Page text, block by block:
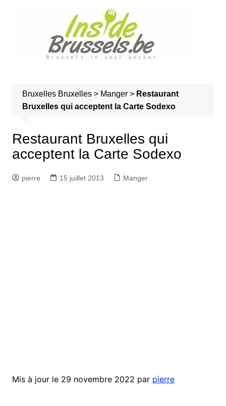
Bruxelles Bruxelles> Manger> Restaurant
Bruxelles qui acceptent la Carte Sodexo
Restaurant Bruxelles qui
acceptent la Carte Sodexo
pierre 15 juillet 2013 Manger
Mis à jour le 29 novembre 2022 par pierre